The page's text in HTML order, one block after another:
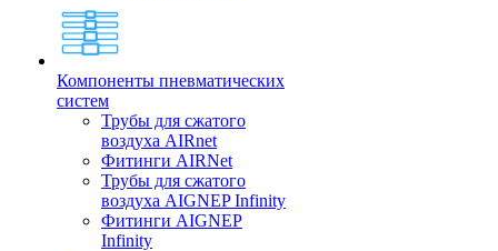
Компоненты пневматических
систем
Трубы для сжатого
воздуха AIRnet
Фитинги AIRNet
Трубы для сжатого
воздуха AIGNEP Infinity
Фитинги AIGNEP
Infinity